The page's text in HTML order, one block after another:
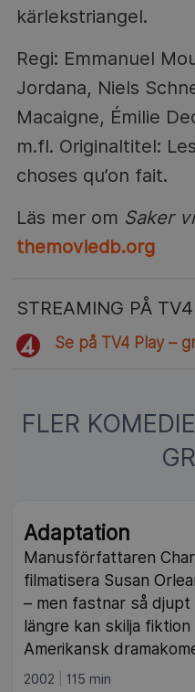
kärlekstriangel.
Regi: Emmanuel
Jordana, Niels
Macaigne, Émilie
m.fl. Originaltitel:
choses qu’on fait.
Läs mer om Saker
themoviedb.org
STREAMING PÅ
Se på TV4 Play –
FLER
Adaptation
Manusförfattaren
filmatisera Susan
– men fastnar så
längre kan skilja
Amerikansk
2002 115 min